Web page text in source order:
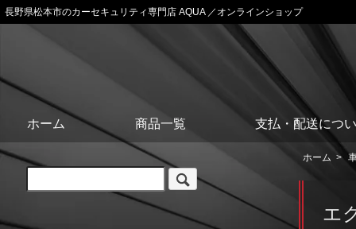
長野県松本市のカーセキュリティ専門店 AQUA ／オンラインショップ
ホーム 商品一覧 支払・配送につ
ホーム >
エ